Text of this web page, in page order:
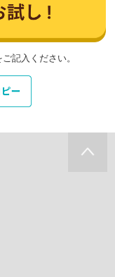
ご記入ください。